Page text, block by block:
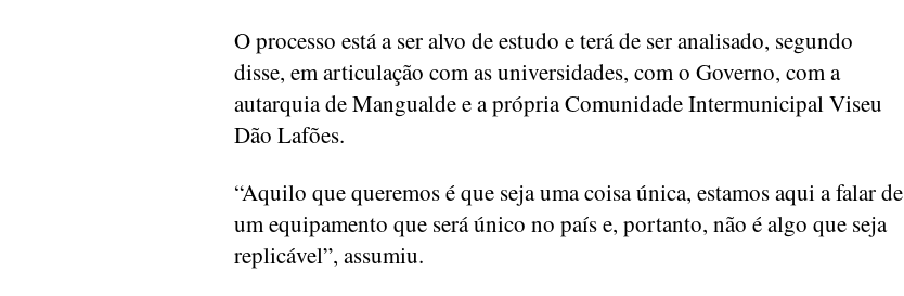
O processo está a ser alvo de estudo e terá de ser analisado, segundo
disse, em articulação com as universidades, com o Governo, com a
autarquia de Mangualde e a própria Comunidade Intermunicipal Viseu
Dão Lafões.
“Aquilo que queremos é que seja uma coisa única, estamos aqui a falar de
um equipamento que será único no país e, portanto, não é algo que seja
replicável”, assumiu.